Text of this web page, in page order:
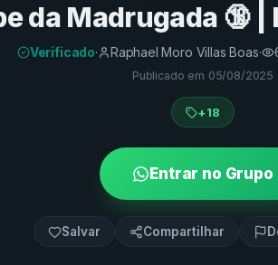
da Madrugada 🔞 |
Verificado· Raphael Moro Villas Boas·
Publicado em 05/08/2025
+18
Entrar no Grupo
Salvar Compartilhar